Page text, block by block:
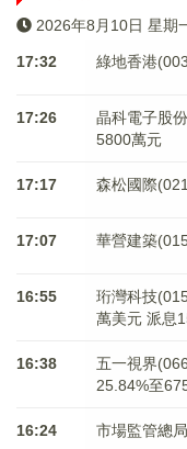
2026年8月10日 星期
17:32 綠地香港
17:26
晶科電子股
5800萬元
17:17 森松國際
17:07 華營建築
16:55
珩灣科技
萬美元 派息
16:38
五一視界
25.84%至
16:24 市場監管總